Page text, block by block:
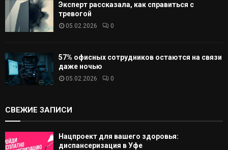
Эксперт рассказала, как справиться с
тревогой
05.02.2026 0
57% офисных сотрудников остаются на связи
даже ночью
05.02.2026 0
СВЕЖИЕ ЗАПИСИ
Нацпроект для вашего здоровья:
диспансеризация в Уфе